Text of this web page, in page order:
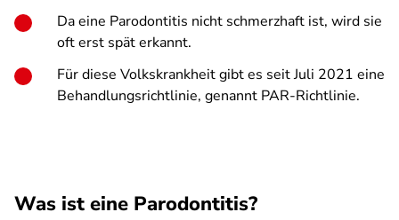
Da eine Parodontitis nicht schmerzhaft ist, wird sie
oft erst spät erkannt.
Für diese Volkskrankheit gibt es seit Juli 2021 eine
Behandlungsrichtlinie, genannt PAR-Richtlinie.
Was ist eine Parodontitis?